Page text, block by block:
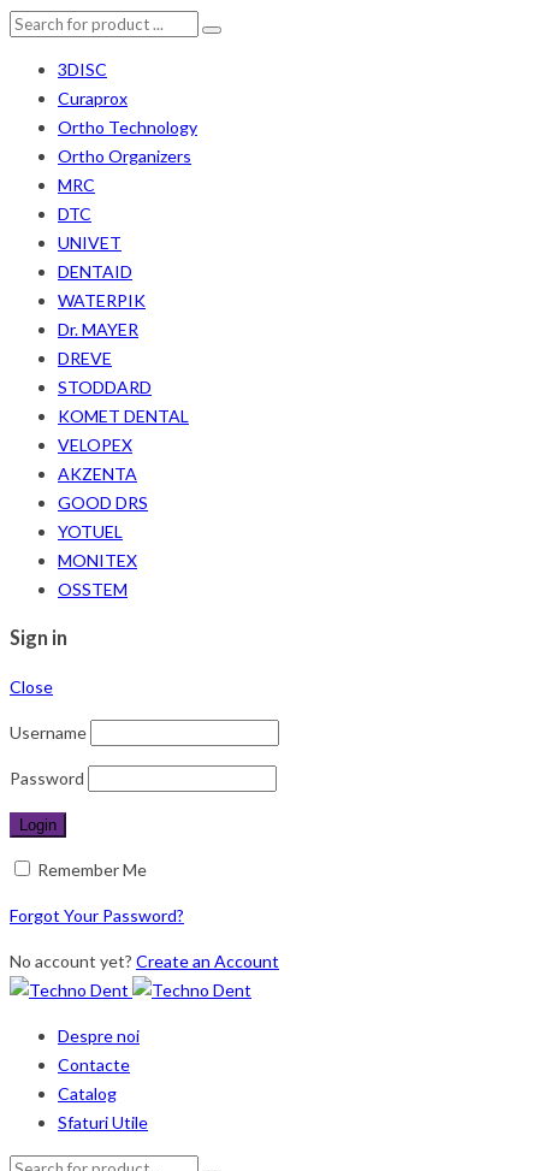
3DISC
Curaprox
Ortho Technology
Ortho Organizers
MRC
DTC
UNIVET
DENTAID
WATERPIK
Dr. MAYER
DREVE
STODDARD
KOMET DENTAL
VELOPEX
AKZENTA
GOOD DRS
YOTUEL
MONITEX
OSSTEM
Sign in
Close
Username
Password
Remember Me
Forgot Your Password?
No account yet? Create an Account
Despre noi
Contacte
Catalog
Sfaturi Utile